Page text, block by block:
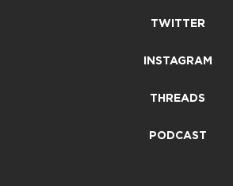
TWITTER
INSTAGRAM
THREADS
PODCAST